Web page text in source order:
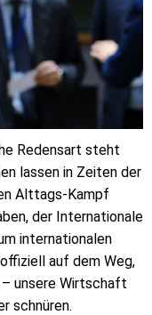
Redensart steht
lassen in Zeiten der
Alttags-Kampf
der Internationale
internationalen
auf dem Weg,
– unsere Wirtschaft
schnüren.